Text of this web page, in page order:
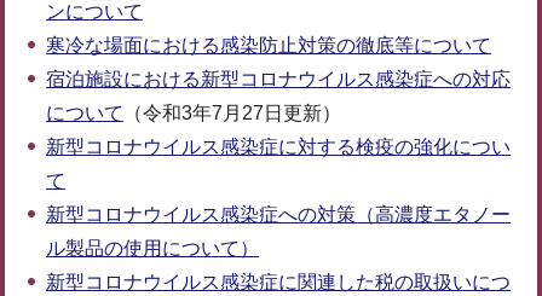
ンについて
寒冷な場面における感染防止対策の徹底等について
宿泊施設における新型コロナウイルス感染症への対応
について
（令和3年7月27日更新）
新型コロナウイルス感染症に対する検疫の強化につい
て
新型コロナウイルス感染症への対策（高濃度エタノー
ル製品の使用について）
新型コロナウイルス感染症に関連した税の取扱いにつ